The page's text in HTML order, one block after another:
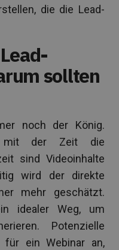
die die Lead-
sollten
noch der König.
mit der Zeit die
sind Videoinhalte
wird der direkte
mehr geschätzt.
idealer Weg, um
Potenzielle
ein Webinar an,